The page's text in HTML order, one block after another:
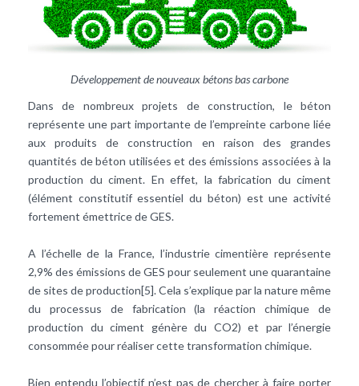
Développement de nouveaux bétons bas carbone
Dans de nombreux projets de construction, le béton
représente une part importante de l’empreinte carbone liée
aux produits de construction en raison des grandes
quantités de béton utilisées et des émissions associées à la
production du ciment. En effet, la fabrication du ciment
(élément constitutif essentiel du béton) est une activité
fortement émettrice de GES.
A l’échelle de la France, l’industrie cimentière représente
2,9% des émissions de GES pour seulement une quarantaine
de sites de production[5]. Cela s’explique par la nature même
du processus de fabrication (la réaction chimique de
production du ciment génère du CO2) et par l’énergie
consommée pour réaliser cette transformation chimique.
Bien entendu l’objectif n’est pas de chercher à faire porter